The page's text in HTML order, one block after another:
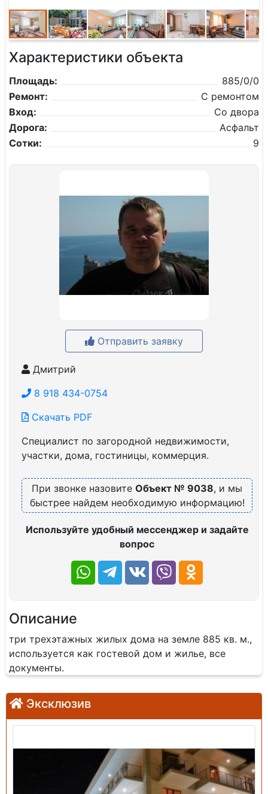
Характеристики объекта
Площадь:
885/0/0
Ремонт:
С ремонтом
Вход:
Со двора
Дорога:
Асфальт
Сотки:
9
Отправить заявку
Дмитрий
8 918 434-0754
Скачать PDF
Специалист по загородной недвижимости,
участки, дома, гостиницы, коммерция.
При звонке назовите Объект № 9038, и мы
быстрее найдем необходимую информацию!
Используйте удобный мессенджер и задайте
вопрос
Описание
три трехэтажных жилых дома на земле 885 кв. м.,
используется как гостевой дом и жилье, все
документы.
Эксклюзив